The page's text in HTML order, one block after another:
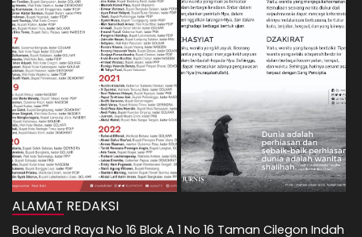
ALAMAT REDAKSI
Boulevard Raya No 16 Blok A 1 No 16 Taman Cilegon Indah